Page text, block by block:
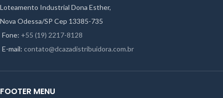
Loteamento Industrial Dona Esther,
Nova Odessa/SP Cep 13385-735
Fone: +55 (19) 2217-8128
E-mail: contato@dcazadistribuidora.com.br
FOOTER MENU